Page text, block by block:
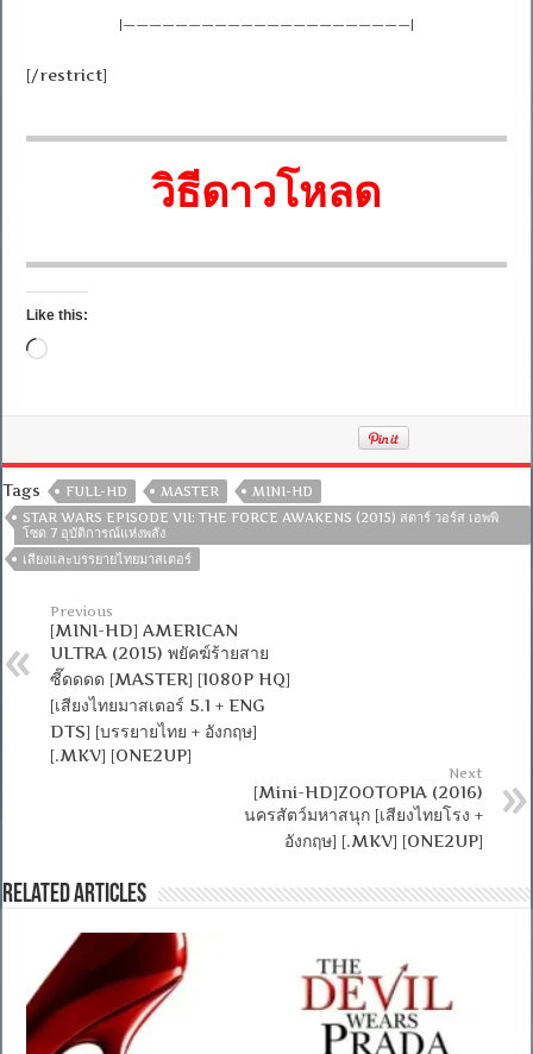
|——————————————————————|
[/restrict]
วิธีดาวโหลด
Like this:
Loading…
Tags FULL-HD MASTER
MINI-HD
STAR WARS EPISODE VII: THE FORCE AWAKENS (2015) สตาร์ วอร์ส เอพพิ
โซด 7 อุบัติการณ์แห่งพลัง
เสียงและบรรยายไทยมาสเตอร์
Previous
[MINI-HD] AMERICAN
ULTRA (2015) พยัคฆ์ร้ายสาย
ซี๊ดดดด [MASTER] [1080P HQ]
[เสียงไทยมาสเตอร์ 5.1 + ENG
DTS] [บรรยายไทย + อังกฤษ]
[.MKV] [ONE2UP]
Next
[Mini-HD]ZOOTOPIA (2016)
นครสัตว์มหาสนุก [เสียงไทยโรง +
อังกฤษ] [.MKV] [ONE2UP]
Related Articles